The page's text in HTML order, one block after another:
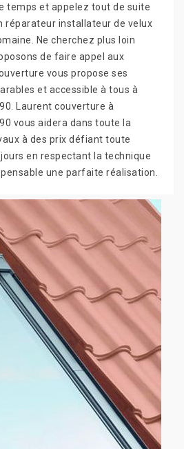
temps et appelez tout de suite
réparateur installateur de velux
Ne cherchez plus loin
de faire appel aux
vous propose ses
et accessible à tous à
Laurent couverture à
vous aidera dans toute la
à des prix défiant toute
en respectant la technique
une parfaite réalisation.